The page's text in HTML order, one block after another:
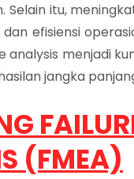
itu,
efisiensi
analysis menjadi
jangka
(FMEA)